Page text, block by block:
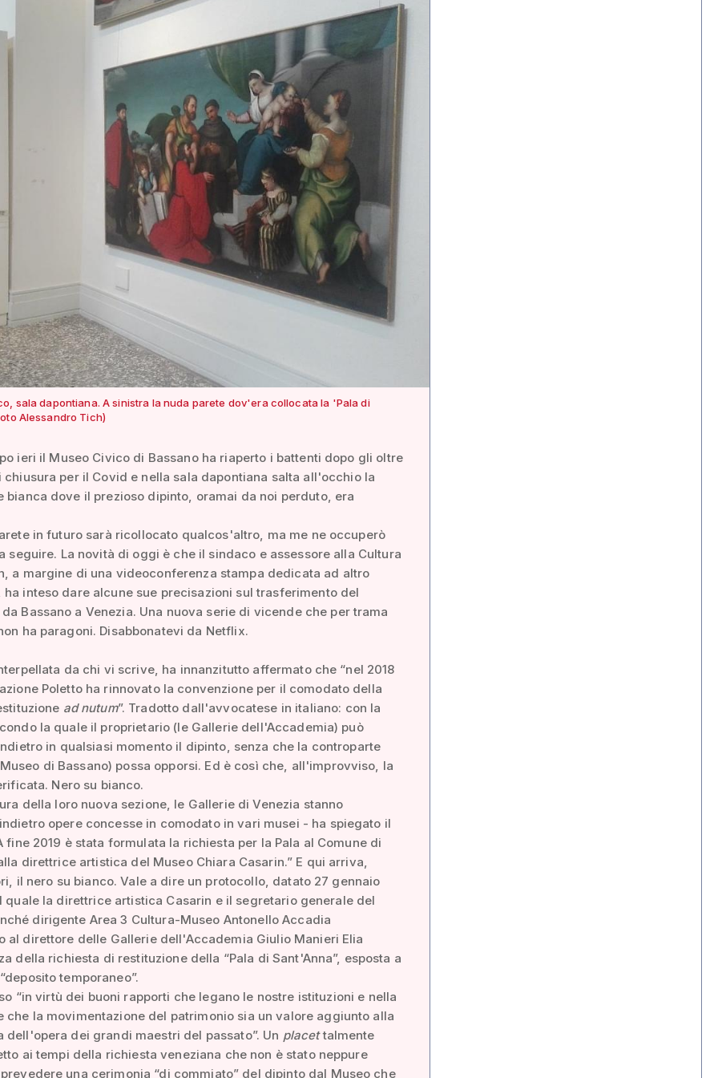
sala dapontiana. A sinistra la nuda parete dov'era collocata la 'Pala di
Alessandro Tich)
ieri il Museo Civico di Bassano ha riaperto i battenti dopo gli oltre
chiusura per il Covid e nella sala dapontiana salta all'occhio la
bianca dove il prezioso dipinto, oramai da noi perduto, era
in futuro sarà ricollocato qualcos'altro, ma me ne occuperò
seguire. La novità di oggi è che il sindaco e assessore alla Cultura
a margine di una videoconferenza stampa dedicata ad altro
ha inteso dare alcune sue precisazioni sul trasferimento del
Bassano a Venezia. Una nuova serie di vicende che per trama
ha paragoni. Disabbonatevi da Netflix.
da chi vi scrive, ha innanzitutto affermato che “nel 2018
Poletto ha rinnovato la convenzione per il comodato della
ad nutum”. Tradotto dall'avvocatese in italiano: con la
la quale il proprietario (le Gallerie dell'Accademia) può
in qualsiasi momento il dipinto, senza che la controparte
di Bassano) possa opporsi. Ed è così che, all'improvviso, la
Nero su bianco.
della loro nuova sezione, le Gallerie di Venezia stanno
opere concesse in comodato in vari musei - ha spiegato il
fine 2019 è stata formulata la richiesta per la Pala al Comune di
direttrice artistica del Museo Chiara Casarin.” E qui arriva,
il nero su bianco. Vale a dire un protocollo, datato 27 gennaio
quale la direttrice artistica Casarin e il segretario generale del
dirigente Area 3 Cultura-Museo Antonello Accadia
al direttore delle Gallerie dell'Accademia Giulio Manieri Elia
della richiesta di restituzione della “Pala di Sant'Anna”, esposta a
temporaneo”.
“in virtù dei buoni rapporti che legano le nostre istituzioni e nella
che la movimentazione del patrimonio sia un valore aggiunto alla
dell'opera dei grandi maestri del passato”. Un placettalmente
ai tempi della richiesta veneziana che non è stato neppure
una cerimonia “di commiato” del dipinto dal Museo che